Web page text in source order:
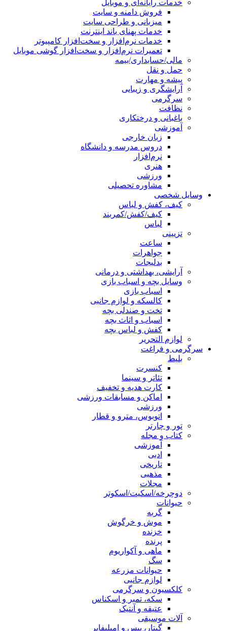
خدمات رایانه‌ای و موبایل
فروش دامنه و سایت
میزبانی و طراحی سایت
خدمات پهنای باند اینترنت
خدمات نرم‌افزار و سخت‌افزار کامپیوتر
تعمیرات نرم‌افزار و سخت‌افزار گوشی موبایل
مالی/حسابداری/بیمه
حمل و نقل
پیشه و مهارت
آرایشگری و زیبایی
سرگرمی
نظافت
باغبانی و درختکاری
آموزشی
زبان خارجی
دروس مدرسه و دانشگاه
نرم‌افزار
هنری
ورزشی
مشاوره تحصیلی
وسایل شخصی
کیف، کفش و لباس
کیف/کفش/کمربند
لباس
تزیینی
ساعت
جواهرات
بدلیجات
آرایشی، بهداشتی و درمانی
وسایل بچه و اسباب بازی
اسباب بازی
کالسکه و لوازم جانبی
تخت و صندلی بچه
اسباب و اثاث بچه
کفش و لباس بچه
لوازم التحریر
سرگرمی و فراغت
بلیط
کنسرت
تئاتر و سینما
کارت هدیه و تخفیف
اماکن و مسابقات ورزشی
ورزشی
اتوبوس، مترو و قطار
تور و چارتر
کتاب و مجله
آموزشی
ادبی
تاریخی
مذهبی
مجلات
دوچرخه/اسکیت/اسکوتر
حیوانات
گربه
موش و خرگوش
خزنده
پرنده
ماهی و آکواریوم
سگ
حیوانات مزرعه
لوازم جانبی
کلکسیون و سرگرمی
سکه، تمبر و اسکناس
عتیقه و آنتیک
آلات موسیقی
گیتار، بیس و امپلیفایر